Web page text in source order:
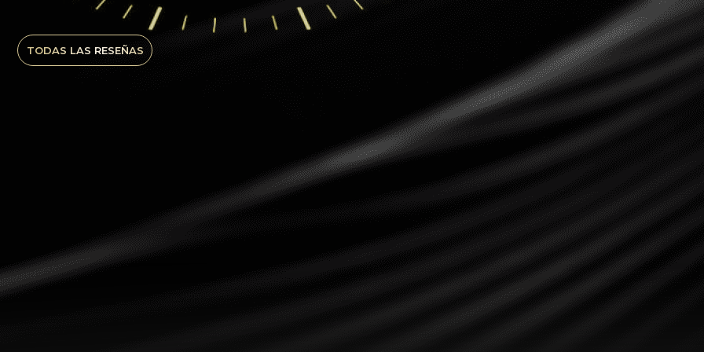
Dash
Solana
Polygon (POL)
Ethereum classic (ETC)
Cardano (ADA)
Bitcoin Cash
Bitcoin SV (BSV)
Arbitrum
Optimism (OP)
TODAS LAS RESEÑAS